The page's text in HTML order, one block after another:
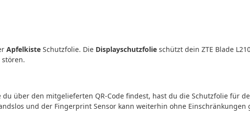
Apfelkiste Schutzfolie. Die Displayschutzfolie schützt dein ZTE Blade
über den mitgelieferten QR-Code findest, hast du die Schutzfolie für
und der Fingerprint Sensor kann weiterhin ohne Einschränkungen